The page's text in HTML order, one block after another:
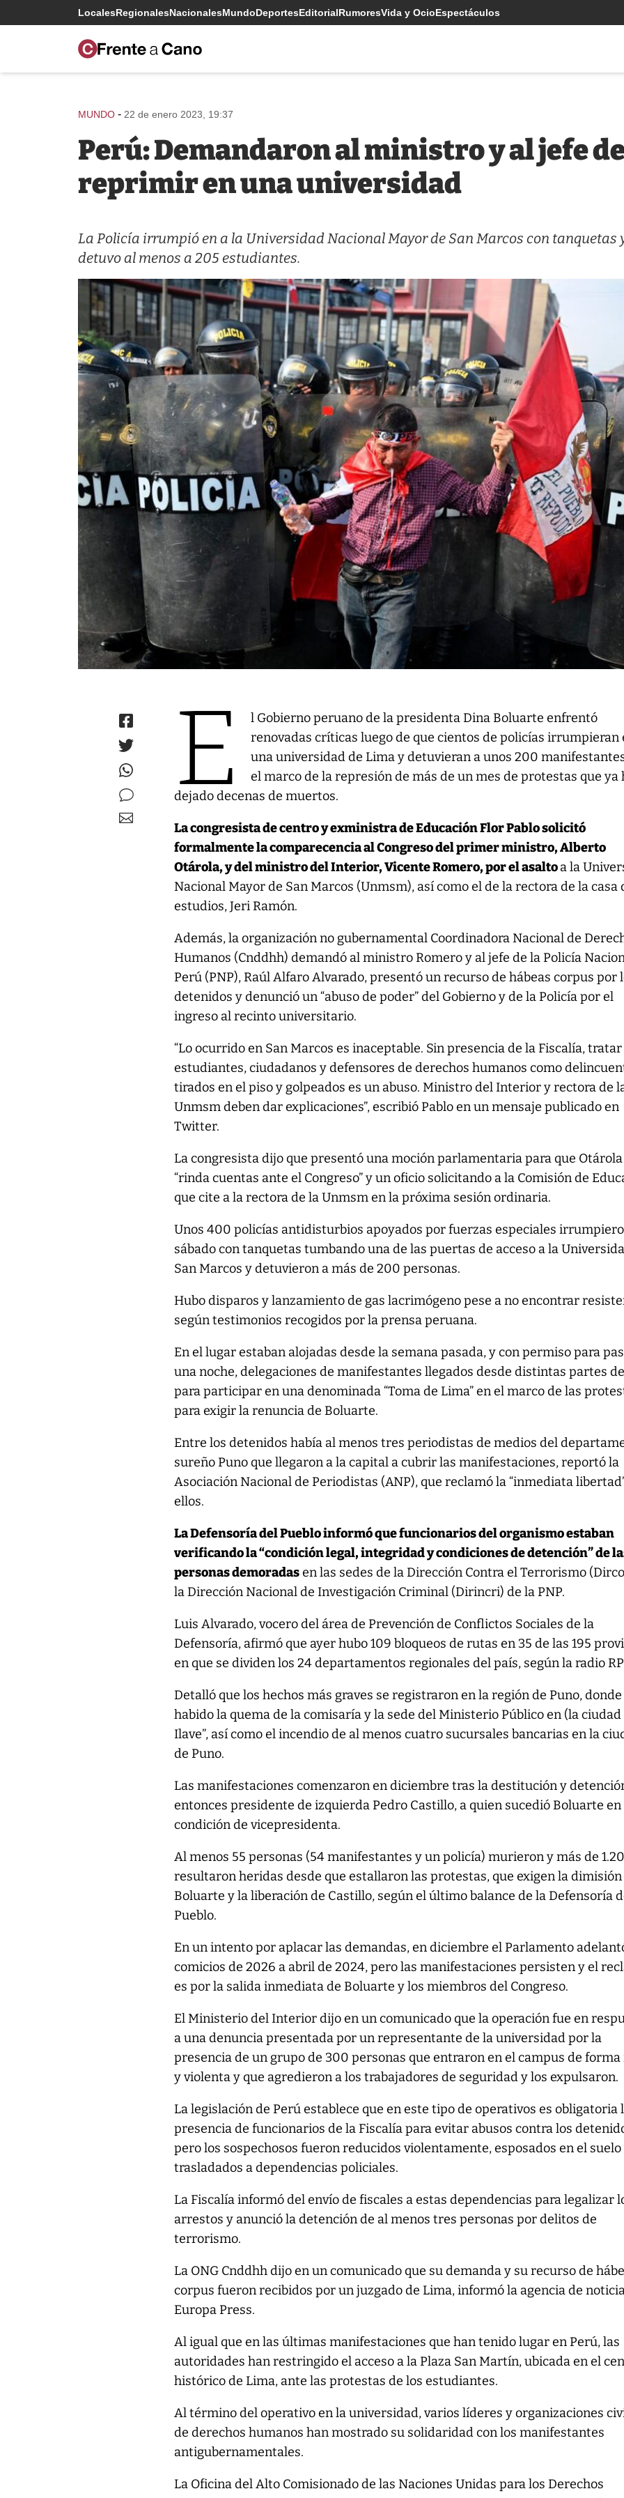
LocalesRegionalesNacionalesMundoDeportesEditorialRumoresVida y OcioEspectáculos
MUNDO - 22 de enero 2023, 19:37
Perú: Demandaron al ministro y al jefe
reprimir en una universidad
La Policía irrumpió en a la Universidad Nacional Mayor de San Marcos con tanquetas
detuvo al menos a 205 estudiantes.
E
l Gobierno peruano de la presidenta Dina Boluarte enfrentó
renovadas críticas luego de que cientos de policías irrumpieran
una universidad de Lima y detuvieran a unos 200
el marco de la represión de más de un mes de protestas que ya
dejado decenas de muertos.
La congresista de centro y exministra de Educación Flor Pablo solicitó
formalmente la comparecencia al Congreso del primer ministro, Alberto
Otárola, y del ministro del Interior, Vicente Romero, por el asaltoa la
Nacional Mayor de San Marcos (Unmsm), así como el de la rectora de la casa
estudios, Jeri Ramón.
Además, la organización no gubernamental Coordinadora Nacional de
Humanos (Cnddhh) demandó al ministro Romero y al jefe de la Policía
Perú (PNP), Raúl Alfaro Alvarado, presentó un recurso de hábeas corpus por
detenidos y denunció un “abuso de poder” del Gobierno y de la Policía por el
ingreso al recinto universitario.
“Lo ocurrido en San Marcos es inaceptable. Sin presencia de la Fiscalía, tratar
estudiantes, ciudadanos y defensores de derechos humanos como
tirados en el piso y golpeados es un abuso. Ministro del Interior y rectora de
Unmsm deben dar explicaciones”, escribió Pablo en un mensaje publicado en
Twitter.
La congresista dijo que presentó una moción parlamentaria para que Otárola
“rinda cuentas ante el Congreso” y un oficio solicitando a la Comisión de
que cite a la rectora de la Unmsm en la próxima sesión ordinaria.
Unos 400 policías antidisturbios apoyados por fuerzas especiales
sábado con tanquetas tumbando una de las puertas de acceso a la
San Marcos y detuvieron a más de 200 personas.
Hubo disparos y lanzamiento de gas lacrimógeno pese a no encontrar
según testimonios recogidos por la prensa peruana.
En el lugar estaban alojadas desde la semana pasada, y con permiso para
una noche, delegaciones de manifestantes llegados desde distintas partes
para participar en una denominada “Toma de Lima” en el marco de las
para exigir la renuncia de Boluarte.
Entre los detenidos había al menos tres periodistas de medios del
sureño Puno que llegaron a la capital a cubrir las manifestaciones, reportó la
Asociación Nacional de Periodistas (ANP), que reclamó la “inmediata
ellos.
La Defensoría del Pueblo informó que funcionarios del organismo estaban
verificando la “condición legal, integridad y condiciones de detención” de
personas demoradasen las sedes de la Dirección Contra el Terrorismo
la Dirección Nacional de Investigación Criminal (Dirincri) de la PNP.
Luis Alvarado, vocero del área de Prevención de Conflictos Sociales de la
Defensoría, afirmó que ayer hubo 109 bloqueos de rutas en 35 de las 195
en que se dividen los 24 departamentos regionales del país, según la radio
Detalló que los hechos más graves se registraron en la región de Puno, donde
habido la quema de la comisaría y la sede del Ministerio Público en (la ciudad
Ilave”, así como el incendio de al menos cuatro sucursales bancarias en la
de Puno.
Las manifestaciones comenzaron en diciembre tras la destitución y
entonces presidente de izquierda Pedro Castillo, a quien sucedió Boluarte en
condición de vicepresidenta.
Al menos 55 personas (54 manifestantes y un policía) murieron y más de
resultaron heridas desde que estallaron las protestas, que exigen la dimisión
Boluarte y la liberación de Castillo, según el último balance de la Defensoría
Pueblo.
En un intento por aplacar las demandas, en diciembre el Parlamento
comicios de 2026 a abril de 2024, pero las manifestaciones persisten y el
es por la salida inmediata de Boluarte y los miembros del Congreso.
El Ministerio del Interior dijo en un comunicado que la operación fue en
a una denuncia presentada por un representante de la universidad por la
presencia de un grupo de 300 personas que entraron en el campus de forma
y violenta y que agredieron a los trabajadores de seguridad y los expulsaron.
La legislación de Perú establece que en este tipo de operativos es obligatoria
presencia de funcionarios de la Fiscalía para evitar abusos contra los
pero los sospechosos fueron reducidos violentamente, esposados en el suelo
trasladados a dependencias policiales.
La Fiscalía informó del envío de fiscales a estas dependencias para legalizar
arrestos y anunció la detención de al menos tres personas por delitos de
terrorismo.
La ONG Cnddhh dijo en un comunicado que su demanda y su recurso de
corpus fueron recibidos por un juzgado de Lima, informó la agencia de
Europa Press.
Al igual que en las últimas manifestaciones que han tenido lugar en Perú, las
autoridades han restringido el acceso a la Plaza San Martín, ubicada en el
histórico de Lima, ante las protestas de los estudiantes.
Al término del operativo en la universidad, varios líderes y organizaciones
de derechos humanos han mostrado su solidaridad con los manifestantes
antigubernamentales.
La Oficina del Alto Comisionado de las Naciones Unidas para los Derechos